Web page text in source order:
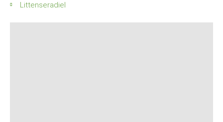
Littenseradiel